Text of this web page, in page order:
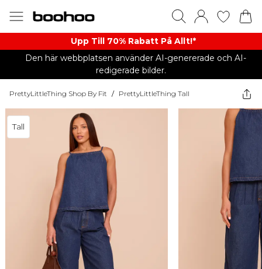
Upp Till 70% Rabatt På Allt!*
Den här webbplatsen använder AI-genererade och AI-
redigerade bilder.
PrettyLittleThing Shop By Fit / PrettyLittleThing Tall
Tall